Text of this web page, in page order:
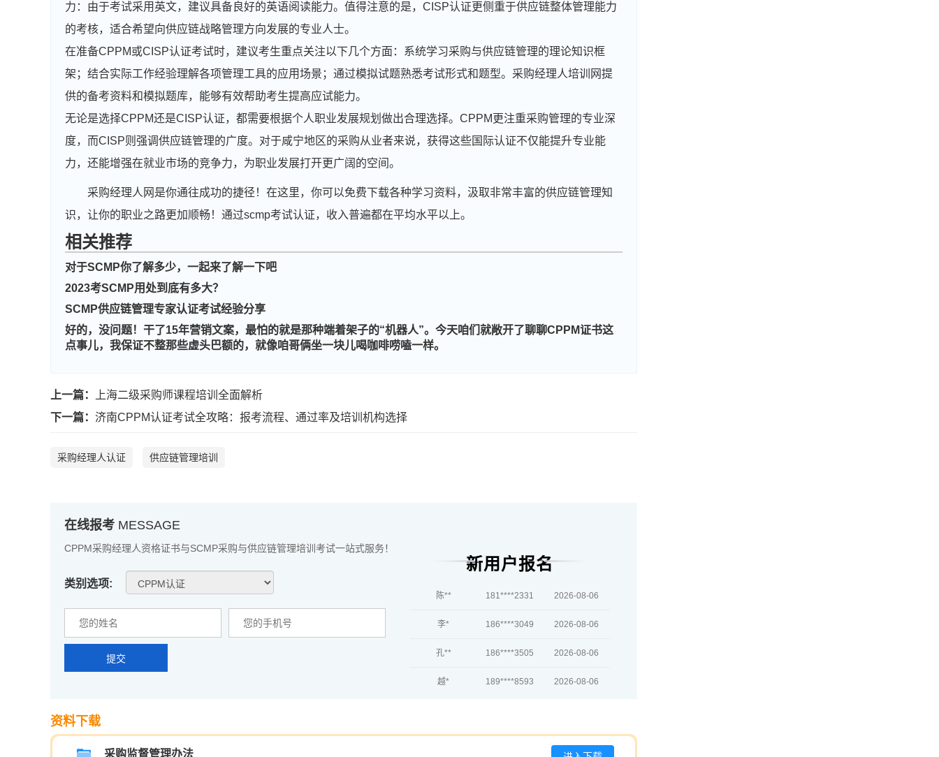
力：由于考试采用英文，建议具备良好的英语阅读能力。值得注意的是，CISP认证更侧重于供应链整体管理能力
的考核，适合希望向供应链战略管理方向发展的专业人士。
在准备CPPM或CISP认证考试时，建议考生重点关注以下几个方面：系统学习采购与供应链管理的理论知识框
架；结合实际工作经验理解各项管理工具的应用场景；通过模拟试题熟悉考试形式和题型。采购经理人培训网提
供的备考资料和模拟题库，能够有效帮助考生提高应试能力。
无论是选择CPPM还是CISP认证，都需要根据个人职业发展规划做出合理选择。CPPM更注重采购管理的专业深
度，而CISP则强调供应链管理的广度。对于咸宁地区的采购从业者来说，获得这些国际认证不仅能提升专业能
力，还能增强在就业市场的竞争力，为职业发展打开更广阔的空间。
采购经理人网是你通往成功的捷径！在这里，你可以免费下载各种学习资料，汲取非常丰富的供应链管理知
识，让你的职业之路更加顺畅！通过scmp考试认证，收入普遍都在平均水平以上。
相关推荐
对于SCMP你了解多少，一起来了解一下吧
2023考SCMP用处到底有多大？
SCMP供应链管理专家认证考试经验分享
好的，没问题！干了15年营销文案，最怕的就是那种端着架子的“机器人”。今天咱们就敞开了聊聊CPPM证书这
点事儿，我保证不整那些虚头巴额的，就像咱哥俩坐一块儿喝咖啡唠嗑一样。
上一篇：
上海二级采购师课程培训全面解析
下一篇： 济南CPPM认证考试全攻略：报考流程、通过率及培训机构选择
采购经理人认证 供应链管理培训
在线报考 MESSAGE
CPPM采购经理人资格证书与SCMP采购与供应链管理培训考试一站式服务！
类别选项:
提交
新用户报名
周**
李* 186****3049 2026-08-06
孔** 186****3505 2026-08-06
越* 189****8593 2026-08-06
2026-08-06
资料下载
采购监督管理办法